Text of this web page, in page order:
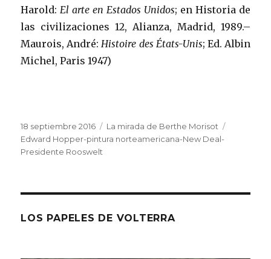
Harold: El arte en Estados Unidos; en Historia de
las civilizaciones 12, Alianza, Madrid, 1989.–
Maurois, André: Histoire des États-Unis; Ed. Albin
Michel, Paris 1947)
Publicado
el
18 septiembre 2016 Categorías
La mirada de Berthe Morisot
Edward Hopper-pintura norteamericana-New Deal-
Presidente Rooswelt
LOS PAPELES DE VOLTERRA